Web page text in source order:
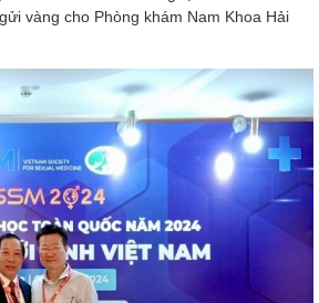
vàng cho Phòng khám Nam Khoa Hải